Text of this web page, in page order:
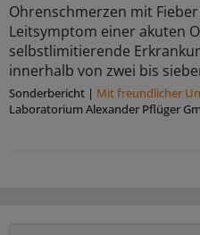
Ohrenschmerzen mit
Leitsymptom einer akuten
selbstlimitierende
innerhalb von zwei bis
Sonderbericht | Mit freundlicher
Laboratorium Alexander Pflüger